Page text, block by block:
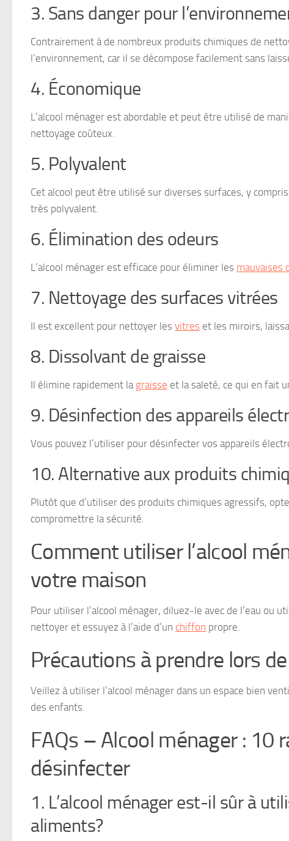
3. Sans danger pour
Contrairement à de nombreux produits chimiques de
l’environnement, car il se décompose facilement sans
4. Économique
L’alcool ménager est abordable et peut être utilisé de
nettoyage coûteux.
5. Polyvalent
Cet alcool peut être utilisé sur diverses surfaces, y
très polyvalent.
6. Élimination des odeurs
L’alcool ménager est efficace pour éliminer les mauvaises
7. Nettoyage des surfaces vitrées
Il est excellent pour nettoyer les vitres et les miroirs,
8. Dissolvant de graisse
Il élimine rapidement la graisse et la saleté, ce qui en fait
9. Désinfection des appareils
Vous pouvez l’utiliser pour désinfecter vos appareils
10. Alternative aux produits
Plutôt que d’utiliser des produits chimiques agressifs,
compromettre la sécurité.
Comment utiliser l’alcool
votre maison
Pour utiliser l’alcool ménager, diluez-le avec de l’eau ou
nettoyer et essuyez à l’aide d’un chiffon propre.
Précautions à prendre lors
Veillez à utiliser l’alcool ménager dans un espace bien
des enfants.
FAQs – Alcool ménager :
désinfecter
1. L’alcool ménager est-il sûr à
aliments?